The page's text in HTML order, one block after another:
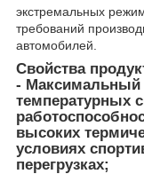
экстремальных
требований
автомобилей.
Свойства
- Максимальный
температурных
высоких
условиях
перегрузках;